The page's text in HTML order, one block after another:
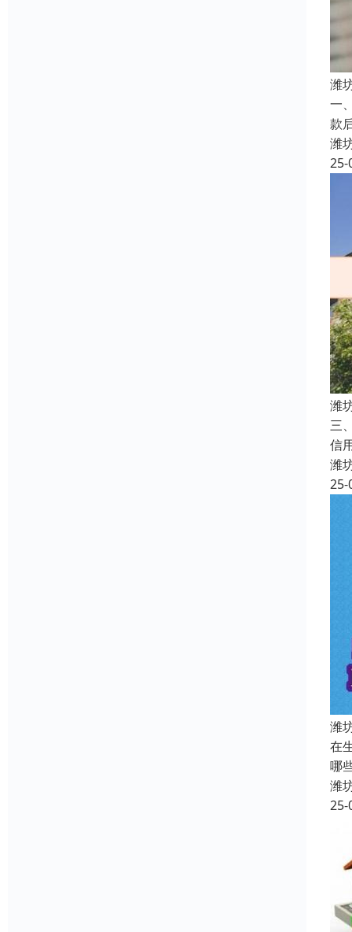
潍
一
款
潍
25-
潍
三
信
潍
25-
潍
在
哪
潍
25-